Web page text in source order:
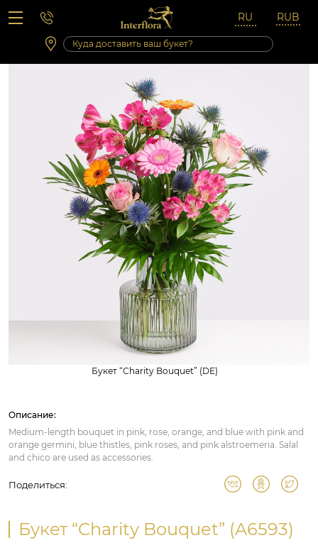
Вопросы-ответы
Сб 10:00 ‐ 14:00
Выходные и праздничные дни
Букет “Charity Bouquet” (DE)
Описание:
Medium-length bouquet in pink, rose, orange, and blue with pink and
orange germini, blue thistles, pink roses, and pink alstroemeria. Salal
and chico are used as accessories.
Поделиться:
Букет “Charity Bouquet” (A6593)